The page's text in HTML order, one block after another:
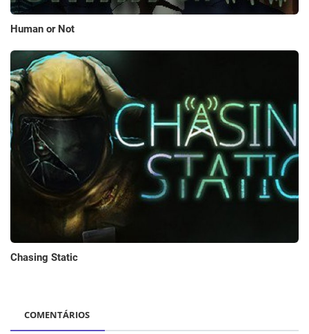
Human or Not
Chasing Static
COMENTÁRIOS